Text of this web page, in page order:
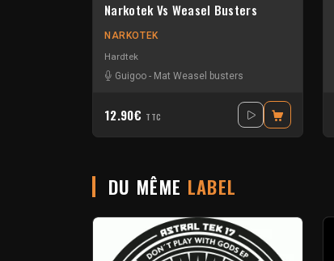
Narkotek Vs Weasel Busters
NARKOTEK
Hardtek
Guigoo - Mat Weasel busters
12.90€ TTC
DU MÊME LABEL